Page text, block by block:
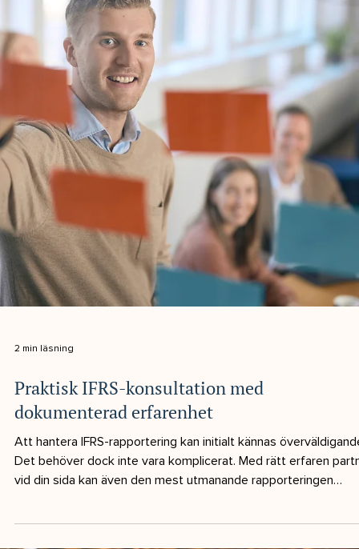
1 min läsning
Vi välkomnar Daniel Markovic till NIS!
Daniel kommer till NIS med över tre års erfarenhet från Ernst &
Young (EY), där han arbetade med revision av börsnoterade
bolag. Under sin studietid inom ekonomi arbetade han parallellt
med redovisning och byggde upp en bred erfarenhet av K1 och